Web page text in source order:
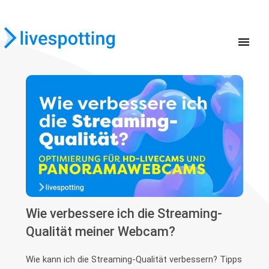
menu
Wie verbessere ich die Streaming-
Qualität meiner Webcam?
Wie kann ich die Streaming-Qualität verbessern? Tipps